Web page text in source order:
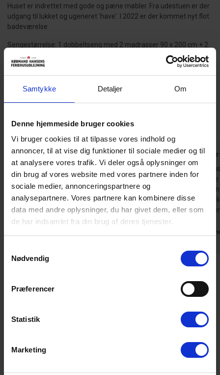
Samtykke Detaljer Om
Denne hjemmeside bruger cookies
Vi bruger cookies til at tilpasse vores indhold og
annoncer, til at vise dig funktioner til sociale medier og til
at analysere vores trafik. Vi deler også oplysninger om
din brug af vores website med vores partnere inden for
sociale medier, annonceringspartnere og
analysepartnere. Vores partnere kan kombinere disse
data med andre oplysninger, du har givet dem, eller som
de har indsamlet fra din brug af deres tjenester.
Nødvendig
Præferencer
Statistik
Marketing
Huset er indrettet med gode og pæne møbler. Fra udestuen er der
udgang til lukket og ugeneret 'have'. I 2022 er der kommet nyt flot
badeværelse.
Sengestørrelse: 1 dobbeltseng med 2 madrasser 90 x 200 cm + 2
enkeltsenge 80 x 200 cm + 1 sovesofa.
4,4
4,3
Birgitte Hjelm
jul 2026
Senge bør skiftes, fint badeværelse
Danmark
Michael
takket være
centrale
kommer
Lejeinformationer
Ankomst